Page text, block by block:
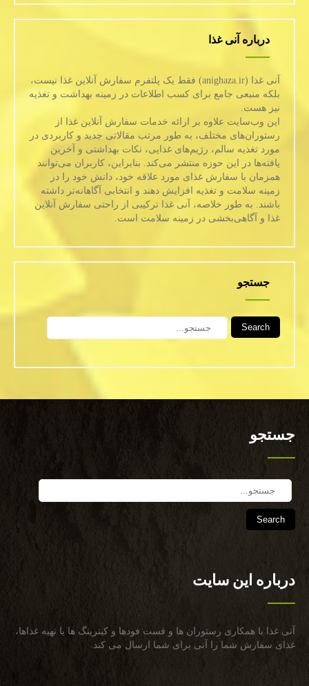
درباره آنی غذا
آنی غذا (anighaza.ir) فقط یک پلتفرم سفارش آنلاین غذا نیست،
بلکه منبعی جامع برای کسب اطلاعات در زمینه بهداشت و تغذیه
نیز هست.
این وب‌سایت علاوه بر ارائه خدمات سفارش آنلاین غذا از
رستوران‌های مختلف، به طور مرتب مقالاتی جدید و کاربردی در
مورد تغذیه سالم، رژیم‌های غذایی، نکات بهداشتی و آخرین
یافته‌ها در این حوزه منتشر می‌کند. بنابراین، کاربران می‌توانند
همزمان با سفارش غذای مورد علاقه خود، دانش خود را در
زمینه سلامت و تغذیه افزایش دهند و انتخابی آگاهانه‌تر داشته
باشند. به طور خلاصه، آنی غذا ترکیبی از راحتی سفارش آنلاین
غذا و آگاهی‌بخشی در زمینه سلامت است.
جستجو
Search
جستجو
Search
درباره این سایت
آنی غذا با همكاری رستوران ها و فست فودها و كیترینگ ها یا تهیه غذاها،
غذای سفارش شما را آنی برای شما ارسال می كند.